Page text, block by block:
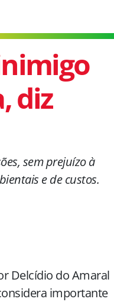
diz
sem prejuízo à
e de custos.
Delcídio do Amaral
importante